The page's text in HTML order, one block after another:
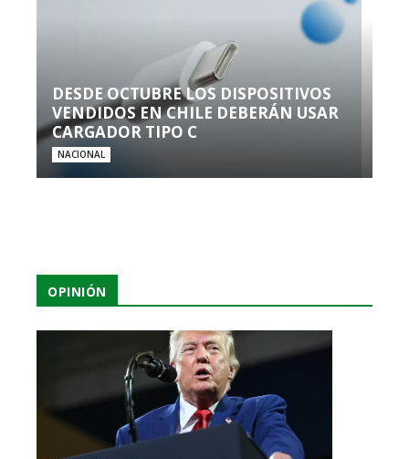
DESDE OCTUBRE LOS DISPOSITIVOS
VENDIDOS EN CHILE DEBERÁN USAR
CARGADOR TIPO C
NACIONAL
OPINIÓN